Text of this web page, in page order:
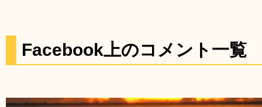
Facebook上のコメント一覧